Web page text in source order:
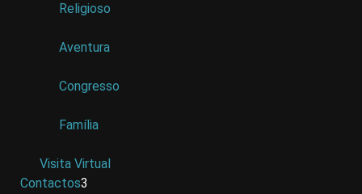
Religioso
Aventura
Congresso
Família
Visita Virtual
Contactos3